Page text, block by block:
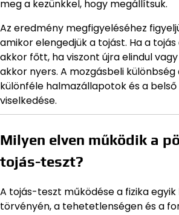
meg a kezünkkel, hogy megállítsuk.
Az eredmény megfigyeléséhez
amikor elengedjük a tojást. Ha a
akkor főtt, ha viszont újra elindul
akkor nyers. A mozgásbeli
különféle halmazállapotok és a
viselkedése.
Milyen elven működik a
tojás-teszt?
A tojás-teszt működése a fizika
törvényén, a tehetetlenségen és a